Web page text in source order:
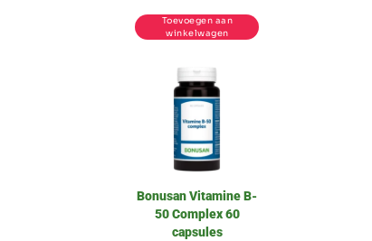
Toevoegen aan
winkelwagen
Bonusan Vitamine B-
50 Complex 60
capsules